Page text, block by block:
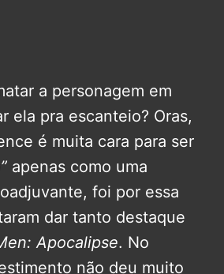
a personagem em
ela pra escanteio? Oras,
é muita cara para ser
apenas como uma
foi por essa
dar tanto destaque
Apocalipse. No
não deu muito